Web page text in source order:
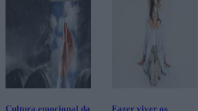
Cultura emocional da
Fazer viver os